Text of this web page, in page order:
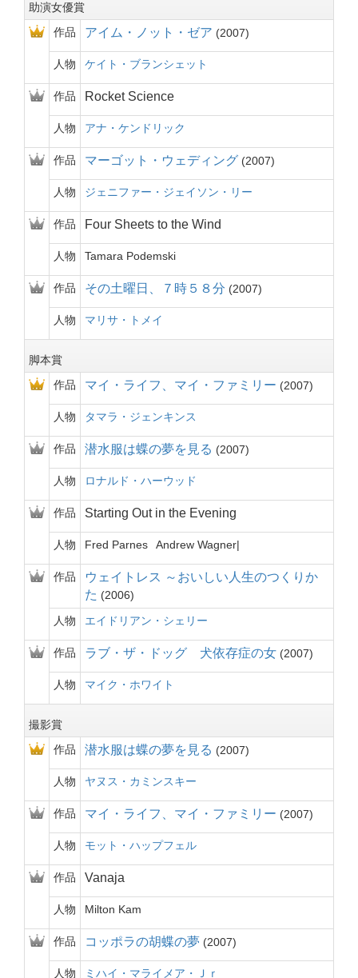
助演女優賞
作品
アイム・ノット・ゼア 2007
人物 ケイト・ブランシェット
作品 Rocket Science
人物 アナ・ケンドリック
作品 マーゴット・ウェディング 2007
人物 ジェニファー・ジェイソン・リー
作品 Four Sheets to the Wind
人物 Tamara Podemski
作品 その土曜日、７時５８分 2007
人物 マリサ・トメイ
脚本賞
作品
マイ・ライフ、マイ・ファミリー 2007
人物 タマラ・ジェンキンス
作品 潜水服は蝶の夢を見る 2007
人物 ロナルド・ハーウッド
作品 Starting Out in the Evening
人物 Fred Parnes Andrew Wagner
作品
ウェイトレス ～おいしい人生のつくりか
た
2006
人物
エイドリアン・シェリー
作品 ラブ・ザ・ドッグ 犬依存症の女 2007
人物 マイク・ホワイト
撮影賞
作品
潜水服は蝶の夢を見る 2007
人物 ヤヌス・カミンスキー
作品 マイ・ライフ、マイ・ファミリー 2007
人物 モット・ハップフェル
作品 Vanaja
人物 Milton Kam
作品 コッポラの胡蝶の夢 2007
人物 ミハイ・マライメア・Ｊｒ